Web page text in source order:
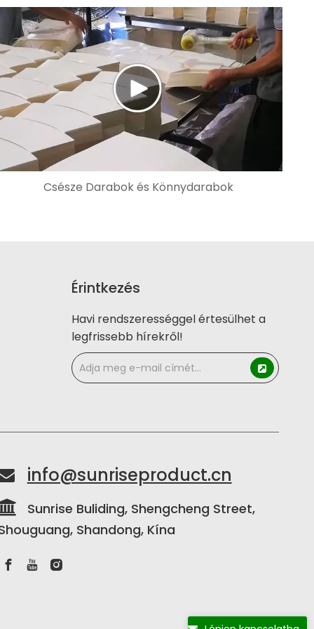
Csésze Darabok és Könnydarabok
Érintkezés
Havi rendszerességgel értesülhet a
legfrissebb hírekről!
info@sunriseproduct.cn
Sunrise Buliding, Shengcheng Street,
Shandong, Kína